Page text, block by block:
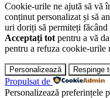
Cookie-urile ne ajută să vă
conținut personalizat și să
uri doriți să permiteți făcând
Acceptați tot pentru a vă
pentru a refuza cookie-urile
Personalizează Respinge
Propulsat de
Personalizează preferințele